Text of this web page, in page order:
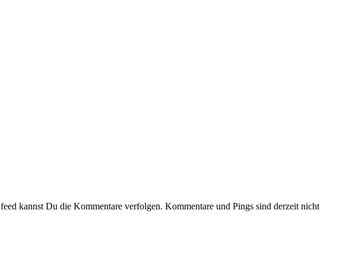
feed kannst Du die Kommentare verfolgen. Kommentare und Pings sind derzeit nicht